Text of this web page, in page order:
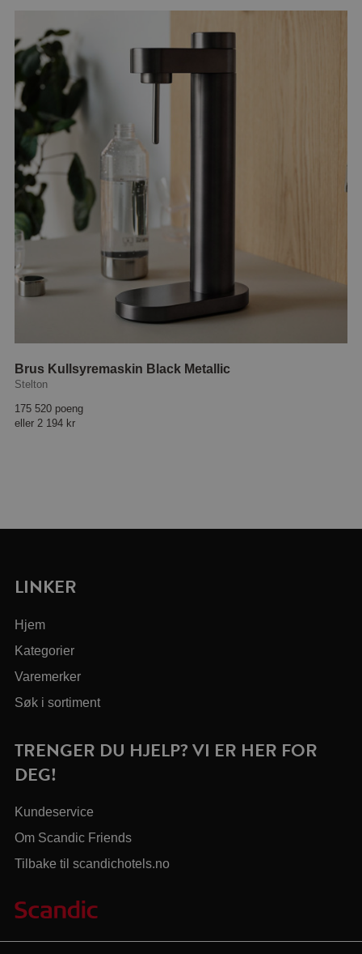
Brus Kullsyremaskin Black Metallic
Stelton
175 520 poeng
eller 2 194 kr
LINKER
Hjem
Kategorier
Varemerker
Søk i sortiment
TRENGER DU HJELP? VI ER HER FOR
DEG!
Kundeservice
Om Scandic Friends
Tilbake til scandichotels.no